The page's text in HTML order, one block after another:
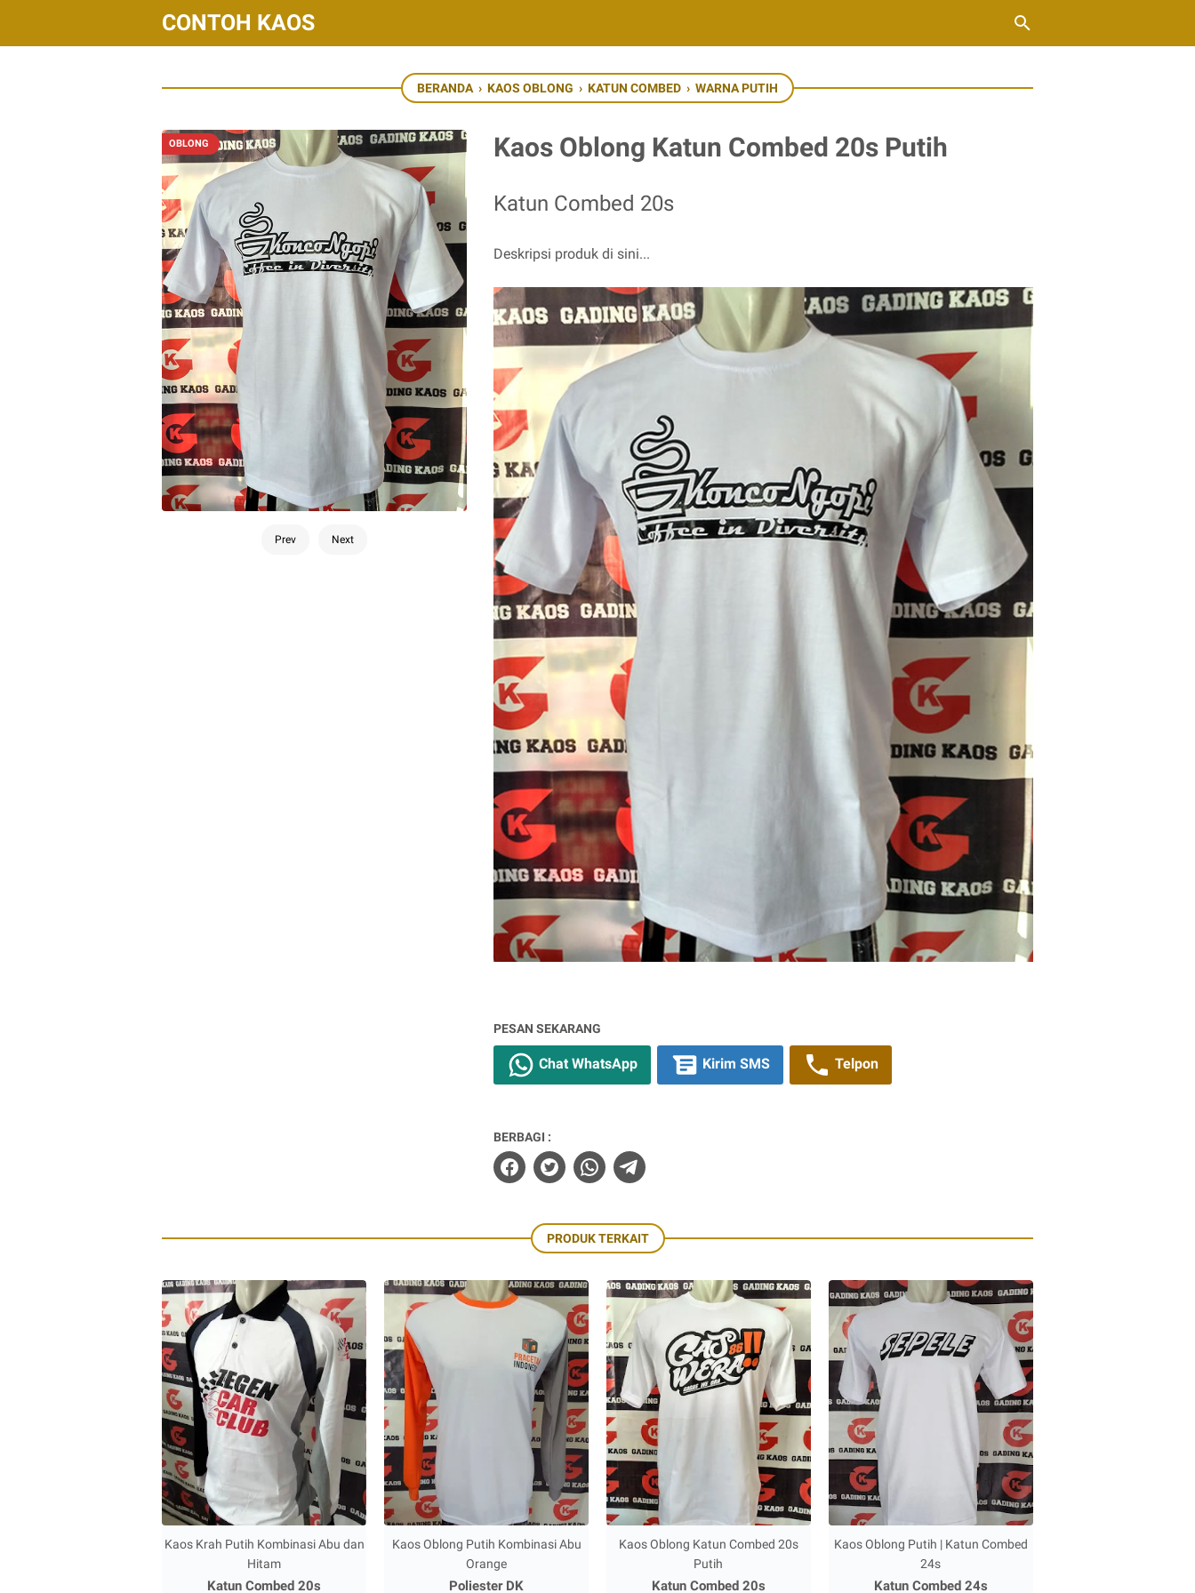
CONTOH KAOS
BERANDA › KAOS OBLONG › KATUN COMBED › WARNA PUTIH
Kaos Oblong Katun Combed 20s Putih
Prev Next
OBLONG
Katun Combed 20s
Deskripsi produk di sini...
PESAN SEKARANG
Chat WhatsApp Kirim SMS Telpon
BERBAGI :
PRODUK TERKAIT
Kaos Krah Putih Kombinasi Abu dan
Hitam
Katun Combed 20s
Kaos Oblong Putih Kombinasi Abu
Orange
Poliester DK
Kaos Oblong Katun Combed 20s
Putih
Katun Combed 20s
Kaos Oblong Putih | Katun Combed
24s
Katun Combed 24s